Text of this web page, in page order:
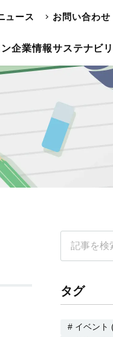
ュース お問い合わせ
企業情報サステナビ
タグ
# イベント